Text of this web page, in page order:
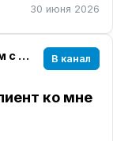
30 июня 2026
3-НДФЛ. Налоги под контролем с Милой Мельниковой В канал
ко мне